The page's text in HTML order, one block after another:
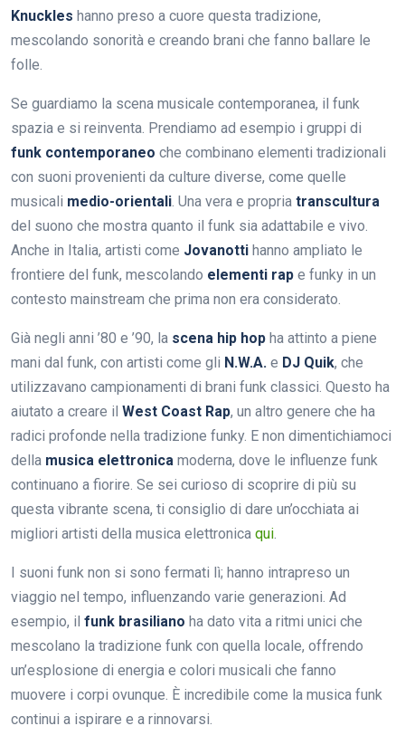
Knuckles hanno preso a cuore questa tradizione,
mescolando sonorità e creando brani che fanno ballare le
folle.
Se guardiamo la scena musicale contemporanea, il funk
spazia e si reinventa. Prendiamo ad esempio i gruppi di
funk contemporaneo che combinano elementi tradizionali
con suoni provenienti da culture diverse, come quelle
musicali medio-orientali. Una vera e propria transcultura
del suono che mostra quanto il funk sia adattabile e vivo.
Anche in Italia, artisti come Jovanotti hanno ampliato le
frontiere del funk, mescolando elementi rap e funky in un
contesto mainstream che prima non era considerato.
Già negli anni ’80 e ’90, la scena hip hop ha attinto a piene
mani dal funk, con artisti come gli N.W.A. e DJ Quik, che
utilizzavano campionamenti di brani funk classici. Questo ha
aiutato a creare il West Coast Rap, un altro genere che ha
radici profonde nella tradizione funky. E non dimentichiamoci
della musica elettronica moderna, dove le influenze funk
continuano a fiorire. Se sei curioso di scoprire di più su
questa vibrante scena, ti consiglio di dare un’occhiata ai
migliori artisti della musica elettronica qui.
I suoni funk non si sono fermati lì; hanno intrapreso un
viaggio nel tempo, influenzando varie generazioni. Ad
esempio, il funk brasiliano ha dato vita a ritmi unici che
mescolano la tradizione funk con quella locale, offrendo
un’esplosione di energia e colori musicali che fanno
muovere i corpi ovunque. È incredibile come la musica funk
continui a ispirare e a rinnovarsi.